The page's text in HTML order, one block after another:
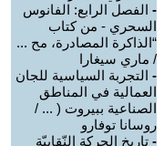
- الفصل الرابع: الفانوس
السحري - من كتاب
“الذاكرة المصادرة، مح ...
/ ماري سيغارا
- التجربة السياسية للجان
العمالية في المناطق
الصناعية ببيروت ( ... /
روسانا توفارو
- تاريخ الحركة النّقابيّة